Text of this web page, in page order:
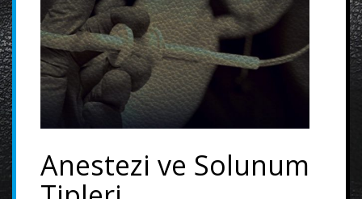
Anestezi ve Solunum